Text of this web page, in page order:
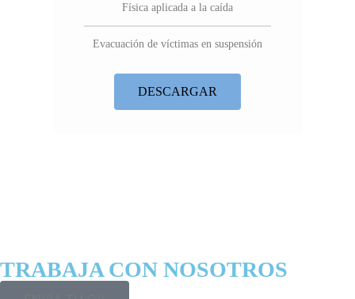
Física aplicada a la caída
Evacuación de víctimas en suspensión
DESCARGAR
TRABAJA CON NOSOTROS